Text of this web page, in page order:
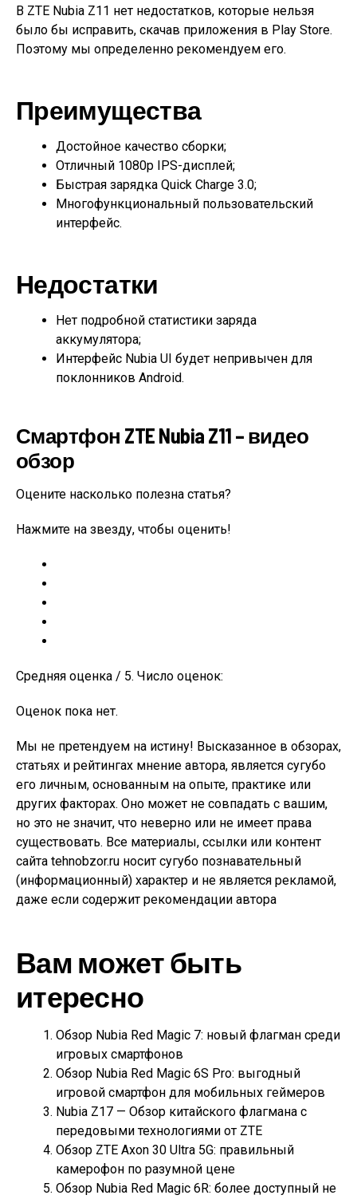
В ZTE Nubia Z11 нет недостатков, которые нельзя
было бы исправить, скачав приложения в Play Store.
Поэтому мы определенно рекомендуем его.
Преимущества
Достойное качество сборки;
Отличный 1080p IPS-дисплей;
Быстрая зарядка Quick Charge 3.0;
Многофункциональный пользовательский
интерфейс.
Недостатки
Нет подробной статистики заряда
аккумулятора;
Интерфейс Nubia UI будет непривычен для
поклонников Android.
Смартфон ZTE Nubia Z11 – видео
обзор
Оцените насколько полезна статья?
Нажмите на звезду, чтобы оценить!
Средняя оценка / 5. Число оценок:
Оценок пока нет.
Мы не претендуем на истину! Высказанное в обзорах,
статьях и рейтингах мнение автора, является сугубо
его личным, основанным на опыте, практике или
других факторах. Оно может не совпадать с вашим,
но это не значит, что неверно или не имеет права
существовать. Все материалы, ссылки или контент
сайта tehnobzor.ru носит сугубо познавательный
(информационный) характер и не является рекламой,
даже если содержит рекомендации автора
Вам может быть
итересно
Обзор Nubia Red Magic 7: новый флагман среди
игровых смартфонов
Обзор Nubia Red Magic 6S Pro: выгодный
игровой смартфон для мобильных геймеров
Nubia Z17 — Обзор китайского флагмана с
передовыми технологиями от ZTE
Обзор ZTE Axon 30 Ultra 5G: правильный
камерофон по разумной цене
Обзор Nubia Red Magic 6R: более доступный не